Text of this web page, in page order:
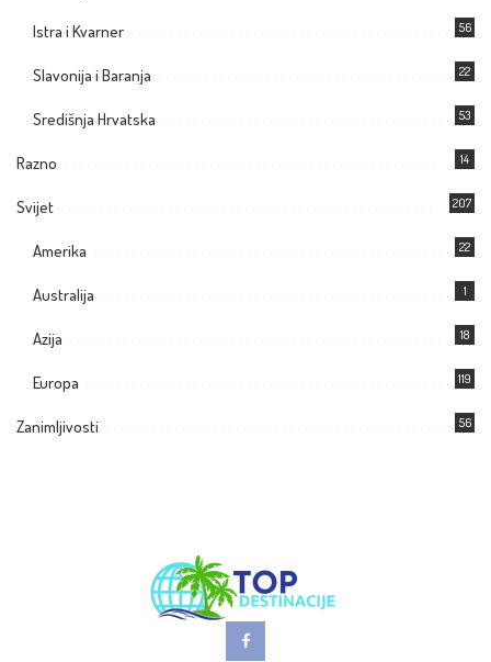
Istra i Kvarner 56
Slavonija i Baranja 22
Središnja Hrvatska 53
Razno 14
Svijet 207
Amerika 22
Australija 1
Azija 18
Europa 119
Zanimljivosti 56